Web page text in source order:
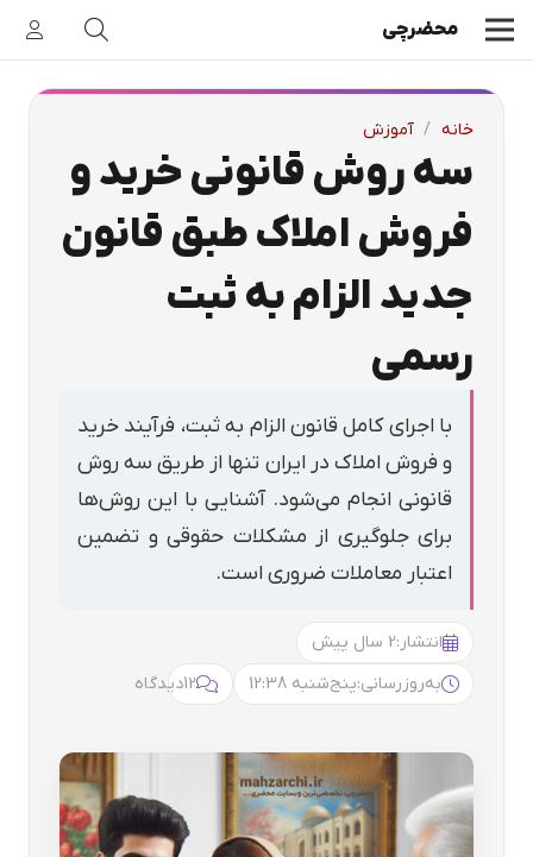
محضرچی
خانه / آموزش
سه روش قانونی خرید و
فروش املاک طبق قانون
جدید الزام به ثبت
رسمی
با اجرای کامل قانون الزام به ثبت، فرآیند خرید
و فروش املاک در ایران تنها از طریق سه روش
قانونی انجام می‌شود. آشنایی با این روش‌ها
برای جلوگیری از مشکلات حقوقی و تضمین
اعتبار معاملات ضروری است.
انتشار:2 سال پیش
به‌روزرسانی:پنج‌شنبه 12:38 12دیدگاه